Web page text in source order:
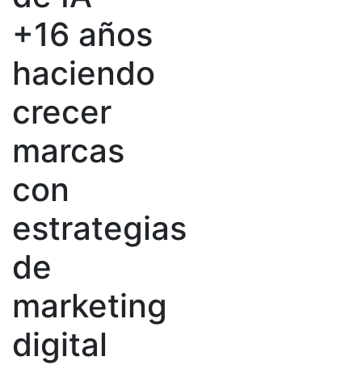
+16 años
haciendo
crecer
marcas
con
estrategias
de
marketing
digital